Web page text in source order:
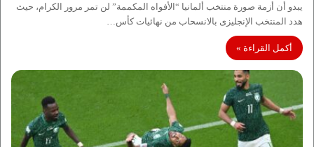
يبدو أن أزمة صورة منتخب ألمانيا “الأفواه المكممة” لن تمر مرور الكرام، حيث
هدد المنتخب الإنجليزى بالانسحاب من نهائيات كأس…
أكمل القراءة »